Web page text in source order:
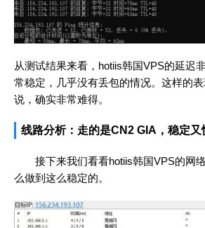
从测试结果来看，hotiis韩国VPS的延迟
常稳定，几乎没有丢包的情况。这样的
说，确实非常难得。
线路分析：走的是CN2 GIA，稳定又
接下来我们看看hotiis韩国VPS的网
么做到这么稳定的。